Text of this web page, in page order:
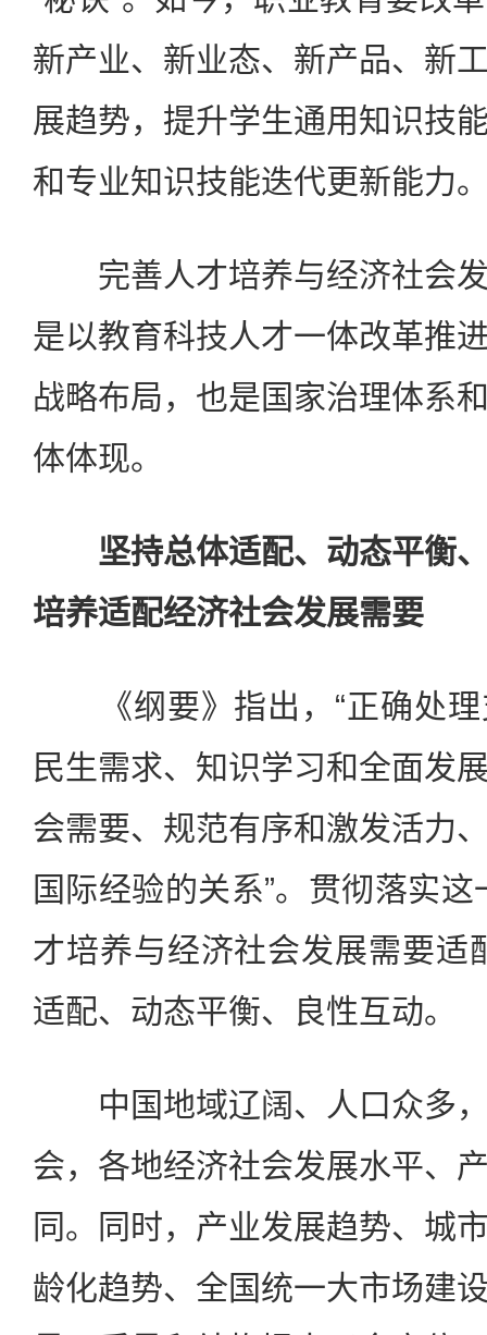
新产业、新业态、新产品、新
展趋势，提升学生通用知识技
和专业知识技能迭代更新能力
完善人才培养与经济社会发
是以教育科技人才一体改革推
战略布局，也是国家治理体系
体体现。
坚持总体适配、动态平衡
培养适配经济社会发展需要
《纲要》指出，“正确处理
民生需求、知识学习和全面发
会需要、规范有序和激发活力
国际经验的关系”。贯彻落实
才培养与经济社会发展需要适
适配、动态平衡、良性互动。
中国地域辽阔、人口众多，
会，各地经济社会发展水平、
同。同时，产业发展趋势、城
龄化趋势、全国统一大市场建